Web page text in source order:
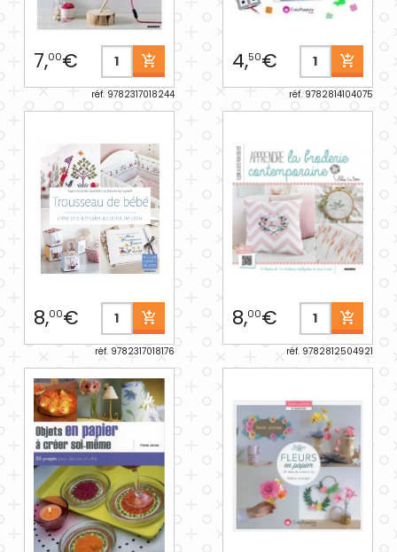
7,00€
réf. 9782317018244
4,50€
réf. 9782814104075
8,00€
réf. 9782317018176
8,00€
réf. 9782812504921